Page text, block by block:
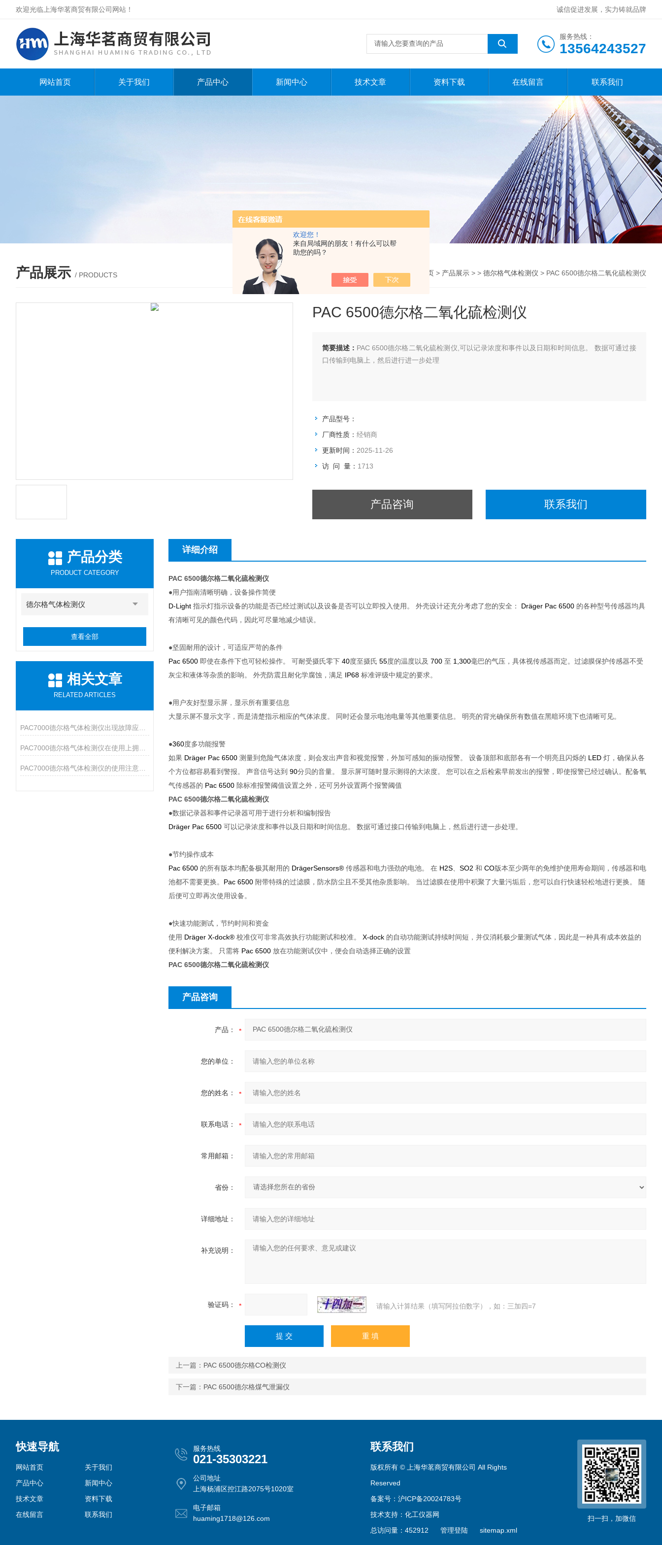
欢迎您！
来自局域网的朋友！有什么可以帮
助您的吗？
欢迎光临上海华茗商贸有限公司网站！ 诚信促进发展，实力铸就品牌
服务热线：
13564243527
网站首页 关于我们 产品中心 新闻中心 技术文章 资料下载 在线留言 联系我们
产品展示 / PRODUCTS 您的位置：网站首页 > 产品展示 > > 德尔格气体检测仪 > PAC 6500德尔格二氧化硫检测仪
PAC 6500德尔格二氧化硫检测仪
简要描述： PAC 6500德尔格二氧化硫检测仪,可以记录浓度和事件以及日期和时间信息。 数据可通过接
口传输到电脑上，然后进行进一步处理
产品型号：
厂商性质： 经销商
更新时间： 2025-11-26
访 问 量： 1713
产品咨询 联系我们
产品分类
PRODUCT CATEGORY
德尔格气体检测仪
查看全部
相关文章
RELATED ARTICLES
详细介绍
PAC 6500德尔格二氧化硫检测仪
●用户指南清晰明确，设备操作简便
D-Light 指示灯指示设备的功能是否已经过测试以及设备是否可以立即投入使用。 外壳设计还充分考虑了您的安全： Dräger Pac 6500 的各种型号传感器均具
有清晰可见的颜色代码，因此可尽量地减少错误。
●坚固耐用的设计，可适应严苛的条件
Pac 6500 即使在条件下也可轻松操作。 可耐受摄氏零下 40度至摄氏 55度的温度以及 700 至 1,300毫巴的气压，具体视传感器而定。过滤膜保护传感器不受
灰尘和液体等杂质的影响。
外壳防震且耐化学腐蚀，满足 IP68 标准评级中规定的要求。
●用户友好型显示屏，显示所有重要信息
大显示屏不显示文字，而是清楚指示相应的气体浓度。
同时还会显示电池电量等其他重要信息。 明亮的背光确保所有数值在黑暗环境下也清晰可见。
●360度多功能报警
如果 Dräger Pac 6500 测量到危险气体浓度，则会发出声音和视觉报警，外加可感知的振动报警。 设备顶部和底部各有一个明亮且闪烁的 LED 灯，确保从各
个方位都容易看到警报。
声音信号达到 90分贝的音量。 显示屏可随时显示测得的大浓度。
您可以在之后检索早前发出的报警，即使报警已经过确认。配备氧
气传感器的 Pac 6500 除标准报警阈值设置之外，还可另外设置两个报警阈值
PAC 6500德尔格二氧化硫检测仪
●数据记录器和事件记录器可用于进行分析和编制报告
Dräger Pac 6500 可以记录浓度和事件以及日期和时间信息。 数据可通过接口传输到电脑上，然后进行进一步处理。
●节约操作成本
Pac 6500 的所有版本均配备极其耐用的 DrägerSensors® 传感器和电力强劲的电池。 在 H2S SO2 和 CO版本至少两年的免维护使用寿命期间，传感器和电
池都不需要更换。 Pac 6500 附带特殊的过滤膜，防水防尘且不受其他杂质影响。 当过滤膜在使用中积聚了大量污垢后，您可以自行快速轻松地进行更换。
随
后便可立即再次使用设备。
●快速功能测试，节约时间和资金
使用 Dräger X-dock® 校准仪可非常高效执行功能测试和校准。 X-dock 的自动功能测试持续时间短，并仅消耗极少量测试气体，因此是一种具有成本效益的
便利解决方案。
只需将 Pac 6500 放在功能测试仪中，便会自动选择正确的设置
PAC 6500德尔格二氧化硫检测仪
产品咨询
产品：
您的单位：
您的姓名：
联系电话：
常用邮箱：
省份：
详细地址：
补充说明：
验证码： 请输入计算结果（填写阿拉伯数字），如：三加四=7
上一篇： PAC 6500德尔格CO检测仪
下一篇： PAC 6500德尔格煤气泄漏仪
快速导航
网站首页
关于我们
产品中心
新闻中心
技术文章
资料下载
在线留言
联系我们
服务热线
021-35303221
公司地址
上海杨浦区控江路2075号1020室
电子邮箱
huaming1718@126.com
联系我们
版权所有 © 上海华茗商贸有限公司 All Rights
Reserved
备案号：沪ICP备20024783号
技术支持： 化工仪器网
总访问量：452912 管理登陆 sitemap.xml
扫一扫，加微信